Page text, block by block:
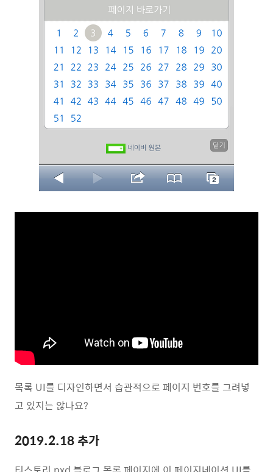
목록 UI를 디자인하면서 습관적으로 페이지 번호를 그려넣
고 있지는 않나요?
2019.2.18 추가